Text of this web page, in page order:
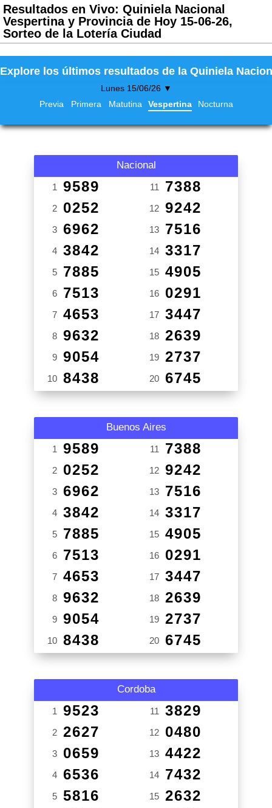
Resultados en Vivo: Quiniela Nacional
Vespertina y Provincia de Hoy 15-06-26,
Sorteo de la Lotería Ciudad
Explore los últimos resultados de la Quiniela
Lunes 15/06/26 ▼
Previa
Primera Matutina Vespertina Nocturna
Nacional
1 9589
2 0252
3 6962
4 3842
5 7885
6 7513
7 4653
8 9632
9 9054
10 8438
11 7388
12 9242
13 7516
14 3317
15 4905
16 0291
17 3447
18 2639
19 2737
20 6745
Buenos Aires
1 9589
2 0252
3 6962
4 3842
5 7885
6 7513
7 4653
8 9632
9 9054
10 8438
11 7388
12 9242
13 7516
14 3317
15 4905
16 0291
17 3447
18 2639
19 2737
20 6745
Cordoba
1 9523
2 2627
3 0659
4 6536
5 5816
11 3829
12 0480
13 4422
14 7432
15 2632